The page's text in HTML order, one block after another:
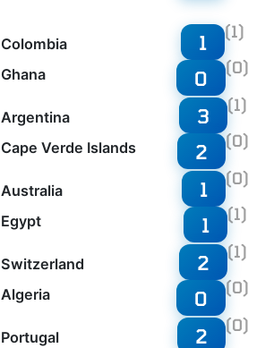
Colombia
Ghana
1 (1)
0 (0)
Argentina
Cape Verde Islands
3 (1)
2 (0)
Australia
Egypt
1 (0)
1 (1)
Switzerland
Algeria
2 (1)
0 (0)
Portugal
2 (0)